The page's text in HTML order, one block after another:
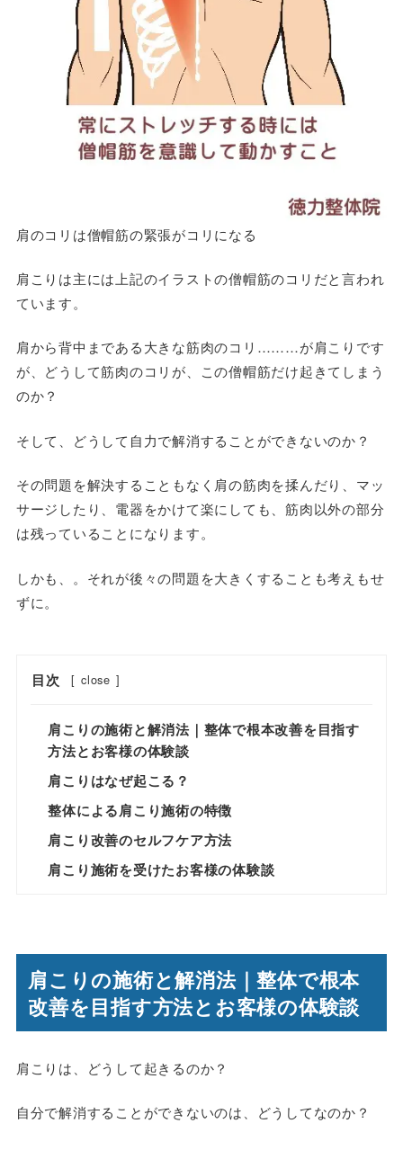
肩のコリは僧帽筋の緊張がコリになる
肩こりは主には上記のイラストの僧帽筋のコリだと言われ
ています。
肩から背中まである大きな筋肉のコリ………が肩こりです
が、どうして筋肉のコリが、この僧帽筋だけ起きてしまう
のか？
そして、どうして自力で解消することができないのか？
その問題を解決することもなく肩の筋肉を揉んだり、マッ
サージしたり、電器をかけて楽にしても、筋肉以外の部分
は残っていることになります。
しかも、。それが後々の問題を大きくすることも考えもせ
ずに。
目次 [ close ]
肩こりの施術と解消法｜整体で根本改善を目指す
方法とお客様の体験談
肩こりはなぜ起こる？
整体による肩こり施術の特徴
肩こり改善のセルフケア方法
肩こり施術を受けたお客様の体験談
肩こりの施術と解消法｜整体で根本
改善を目指す方法とお客様の体験談
肩こりは、どうして起きるのか？
自分で解消することができないのは、どうしてなのか？